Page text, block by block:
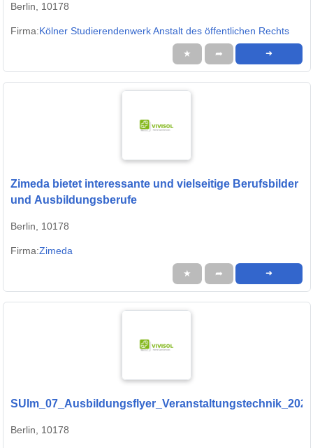
Berlin, 10178
Firma:Kölner Studierendenwerk Anstalt des öffentlichen Rechts
★ ➦ ➜
Zimeda bietet interessante und vielseitige Berufsbilder
und Ausbildungsberufe
Berlin, 10178
Firma:Zimeda
★ ➦ ➜
Berlin, 10178